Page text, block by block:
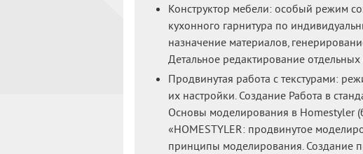
Конструктор мебели: особый режим
кухонного гарнитура по
назначение материалов,
Детальное редактирование отдельных
Продвинутая работа с текстурами:
их настройки. Создание Работа в
Основы моделирования в Homestyler
«HOMESTYLER: продвинутое
принципы моделирования. Создание